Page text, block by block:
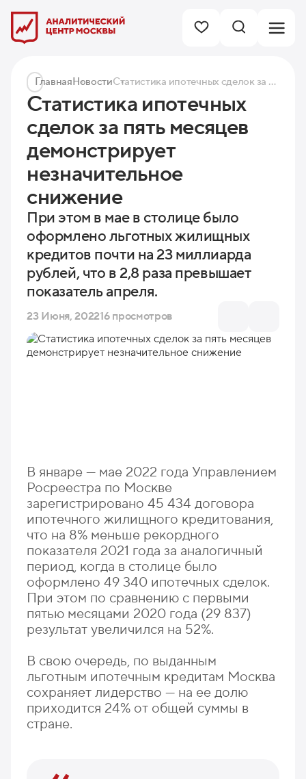
ГлавнаяНовости Статистика ипотечных сделок за пять месяцев демонстрирует незначительное снижение
Статистика ипотечных
сделок за пять месяцев
демонстрирует
незначительное
снижение
При этом в мае в столице было
оформлено льготных жилищных
кредитов почти на 23 миллиарда
рублей, что в 2,8 раза превышает
показатель апреля.
23 Июня, 202216 просмотров
В январе — мае 2022 года Управлением
Росреестра по Москве
зарегистрировано 45 434 договора
ипотечного жилищного кредитования,
что на 8% меньше рекордного
показателя 2021 года за аналогичный
период, когда в столице было
оформлено 49 340 ипотечных сделок.
При этом по сравнению с первыми
пятью месяцами 2020 года (29 837)
результат увеличился на 52%.
В свою очередь, по выданным
льготным ипотечным кредитам Москва
сохраняет лидерство — на ее долю
приходится 24% от общей суммы в
стране.